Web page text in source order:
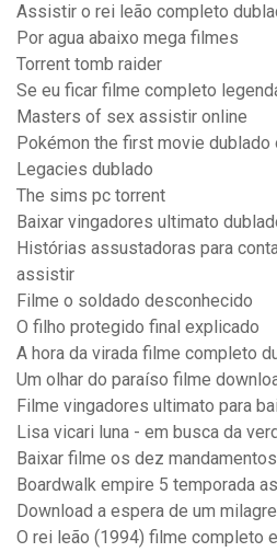
Assistir o rei leão completo
Por agua abaixo mega filmes
Torrent tomb raider
Se eu ficar filme completo
Masters of sex assistir online
Pokémon the first movie dublado
Legacies dublado
The sims pc torrent
Baixar vingadores ultimato
Histórias assustadoras para
assistir
Filme o soldado desconhecido
O filho protegido final explicado
A hora da virada filme completo
Um olhar do paraíso filme
Filme vingadores ultimato para
Lisa vicari luna - em busca da
Baixar filme os dez mandamentos
Boardwalk empire 5 temporada
Download a espera de um
O rei leão (1994) filme completo